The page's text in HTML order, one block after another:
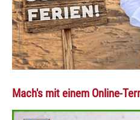
Mach's mit einem Online-